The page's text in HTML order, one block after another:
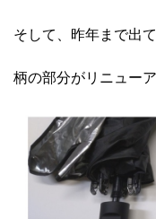
そして、昨年まで出
柄の部分がリニュー